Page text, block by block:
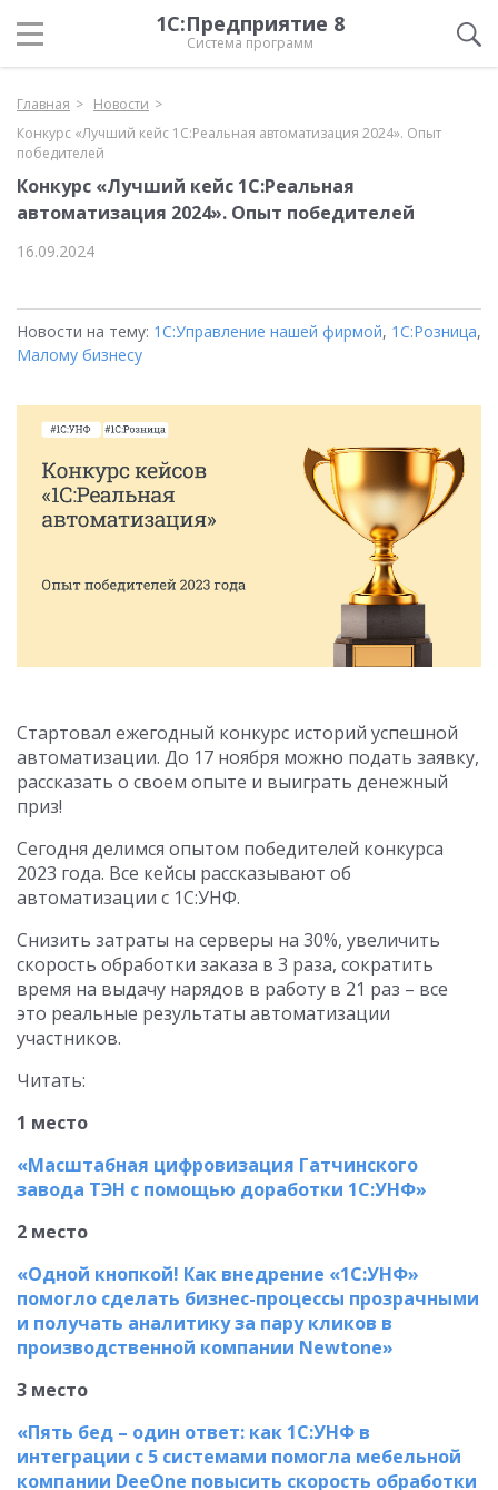
1С:Предприятие 8
Система программ
Главная
Новости
Конкурс «Лучший кейс 1С:Реальная автоматизация 2024». Опыт
победителей
Конкурс «Лучший кейс 1С:Реальная
автоматизация 2024». Опыт победителей
16.09.2024
Новости на тему: 1С:Управление нашей фирмой, 1С:Розница,
Малому бизнесу
Стартовал ежегодный конкурс историй успешной
автоматизации. До 17 ноября можно подать заявку,
рассказать о своем опыте и выиграть денежный
приз!
Сегодня делимся опытом победителей конкурса
2023 года. Все кейсы рассказывают об
автоматизации с 1С:УНФ.
Снизить затраты на серверы на 30%, увеличить
скорость обработки заказа в 3 раза, сократить
время на выдачу нарядов в работу в 21 раз – все
это реальные результаты автоматизации
участников.
Читать:
1 место
«Масштабная цифровизация Гатчинского
завода ТЭН с помощью доработки 1С:УНФ»
2 место
«Одной кнопкой! Как внедрение «1С:УНФ»
помогло сделать бизнес-процессы прозрачными
и получать аналитику за пару кликов в
производственной компании Newtone»
3 место
«Пять бед – один ответ: как 1С:УНФ в
интеграции с 5 системами помогла мебельной
компании DeeOne повысить скорость обработки